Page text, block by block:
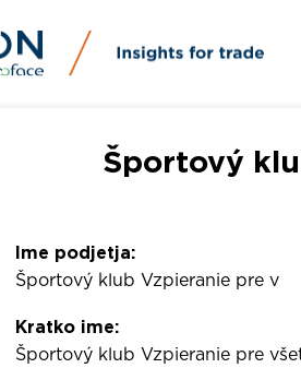
Športový
Ime podjetja:
Športový klub Vzpieranie pre v
Kratko ime:
Športový klub Vzpieranie pre